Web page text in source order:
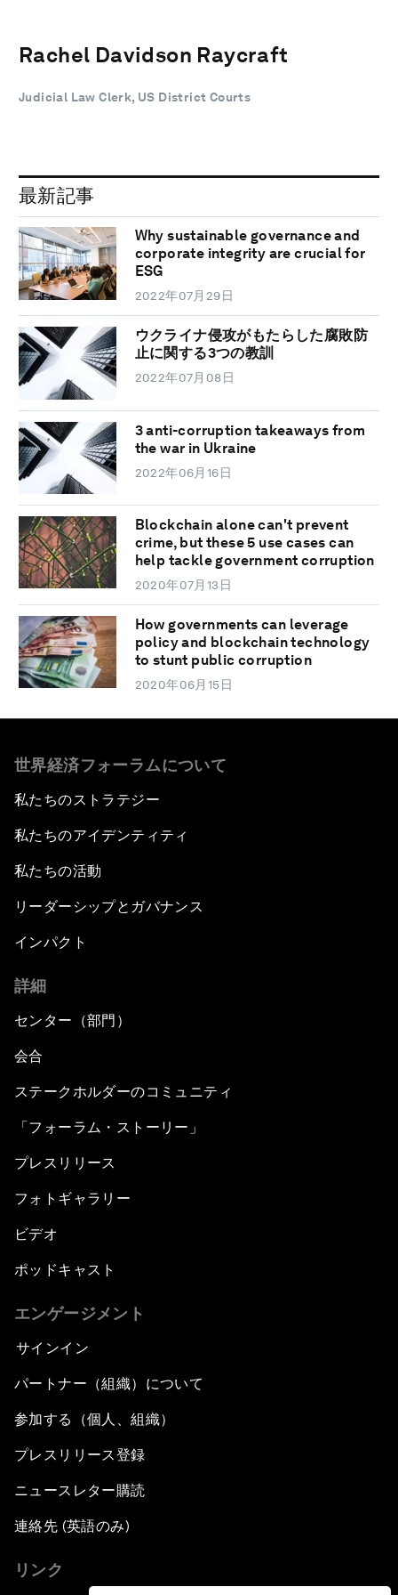
Rachel Davidson Raycraft
Judicial Law Clerk, US District Courts
最新記事
Why sustainable governance and
corporate integrity are crucial for
ESG
2022年07月29日
ウクライナ侵攻がもたらした腐敗防
止に関する3つの教訓
2022年07月08日
3 anti-corruption takeaways from
the war in Ukraine
2022年06月16日
Blockchain alone can't prevent
crime, but these 5 use cases can
help tackle government corruption
2020年07月13日
How governments can leverage
policy and blockchain technology
to stunt public corruption
2020年06月15日
世界経済フォーラムについて
私たちのストラテジー
私たちのアイデンティティ
私たちの活動
リーダーシップとガバナンス
インパクト
詳細
センター（部門）
会合
ステークホルダーのコミュニティ
「フォーラム・ストーリー」
プレスリリース
フォトギャラリー
ビデオ
ポッドキャスト
エンゲージメント
サインイン
パートナー（組織）について
参加する（個人、組織）
プレスリリース登録
ニュースレター購読
連絡先 (英語のみ)
リンク